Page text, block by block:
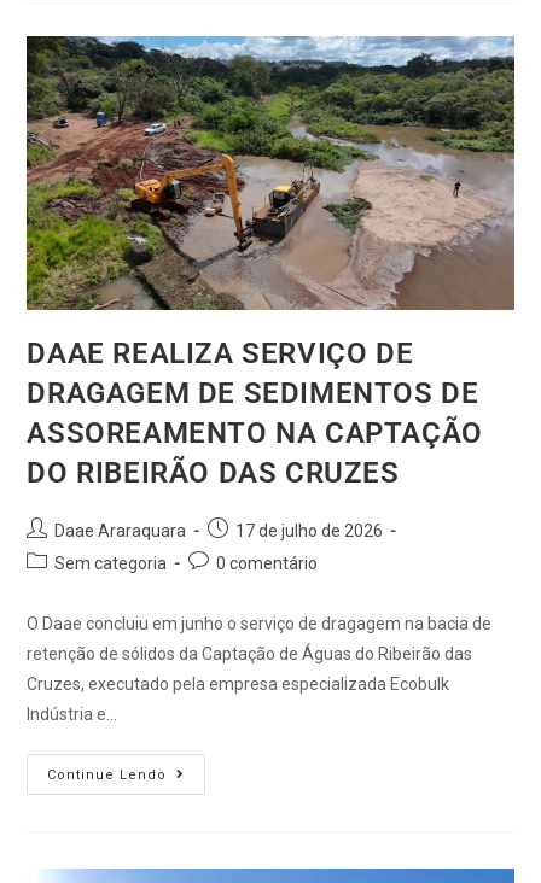
DAAE REALIZA SERVIÇO DE
DRAGAGEM DE SEDIMENTOS DE
ASSOREAMENTO NA CAPTAÇÃO
DO RIBEIRÃO DAS CRUZES
Daae Araraquara
17 de julho de 2026
Sem categoria
0 comentário
O Daae concluiu em junho o serviço de dragagem na bacia de
retenção de sólidos da Captação de Águas do Ribeirão das
Cruzes, executado pela empresa especializada Ecobulk
Indústria e…
Continue Lendo